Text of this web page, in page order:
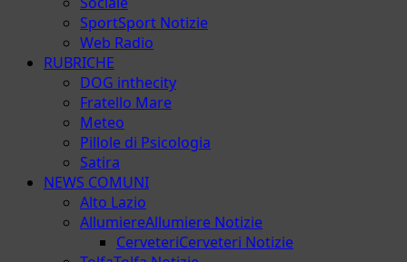
SportSport Notizie
Web Radio
RUBRICHE
DOG inthecity
Fratello Mare
Meteo
Pillole di Psicologia
Satira
NEWS COMUNI
Alto Lazio
AllumiereAllumiere Notizie
CerveteriCerveteri Notizie